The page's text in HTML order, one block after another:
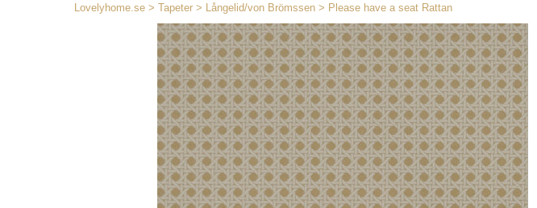
Lovelyhome.se > Tapeter > Långelid/von Brömssen > Please have a seat Rattan